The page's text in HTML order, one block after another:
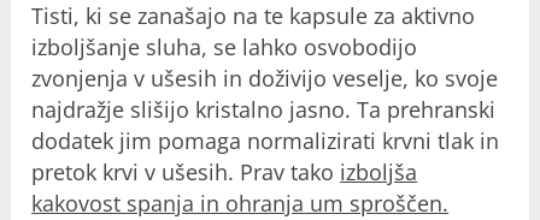
Tisti, ki se zanašajo na te kapsule za aktivno
izboljšanje sluha, se lahko osvobodijo
zvonjenja v ušesih in doživijo veselje, ko svoje
najdražje slišijo kristalno jasno. Ta prehranski
dodatek jim pomaga normalizirati krvni tlak in
pretok krvi v ušesih. Prav tako izboljša
kakovost spanja in ohranja um sproščen.